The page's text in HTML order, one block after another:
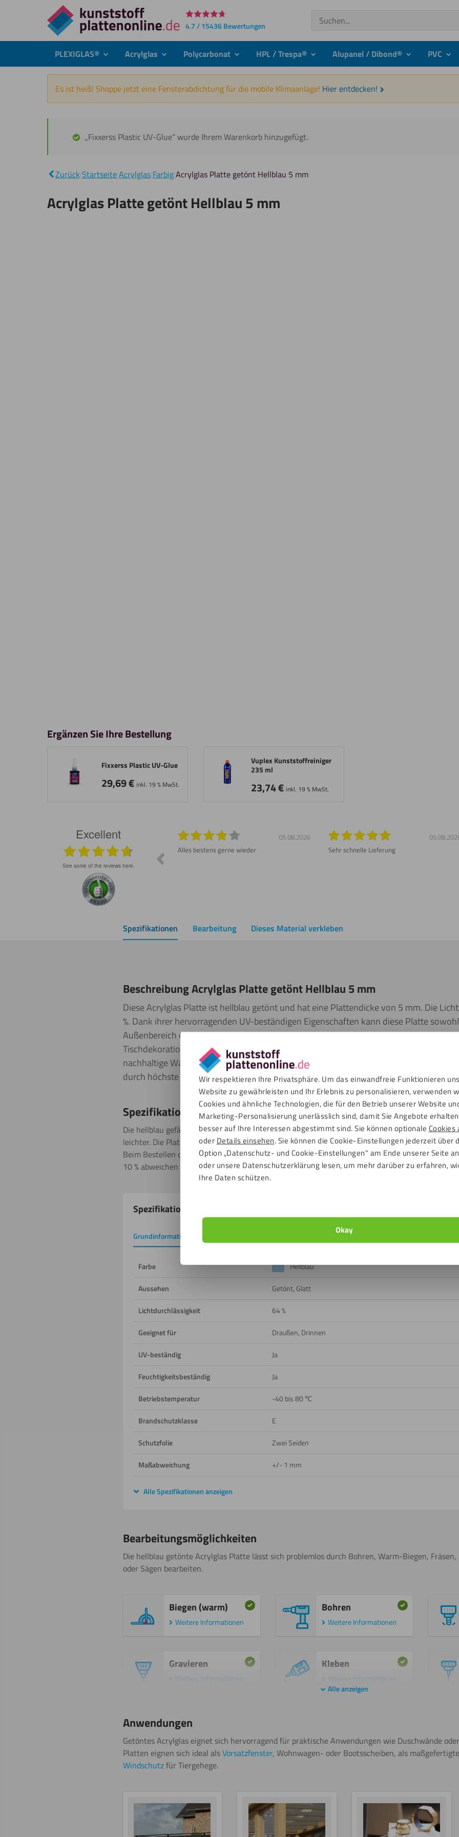
Wir respektieren Ihre Privatsphäre. Um das einwandfreie Funktionieren
Website zu gewährleisten und Ihr Erlebnis zu personalisieren, verwenden
Cookies und ähnliche Technologien, die für den Betrieb unserer Website
Marketing-Personalisierung unerlässlich sind, damit Sie Angebote
besser auf Ihre Interessen abgestimmt sind. Sie können optionaleCookies
oderDetails einsehen. Sie können die Cookie-Einstellungen jederzeit über
Option „Datenschutz- und Cookie-Einstellungen" am Ende unserer Seite
oder unsere Datenschutzerklärung lesen, um mehr darüber zu erfahren,
Ihre Daten schützen.
Okay
Direkt
zum
4.7 / 15436 Bewertungen
Suchen
PLEXIGLAS® submenuAcrylglas submenuPolycarbonat submenuHPL / Trespa® submenuAlupanel / Dibond® submenuPVC
Es ist heiß! Shoppe jetzt eine Fensterabdichtung für die mobile Klimaanlage! Hier entdecken!
„Fixxerss Plastic UV-Glue“ wurde Ihrem Warenkorb hinzugefügt.
Zurück StartseiteAcrylglas FarbigAcrylglas Platte getönt Hellblau 5 mm
Acrylglas Platte getönt Hellblau 5 mm
Ergänzen Sie Ihre Bestellung
Fixxerss Plastic UV-Glue
29,69€ inkl. 19 % MwSt.
Vuplex Kunststoffreiniger
235 ml
23,74€ inkl. 19 % MwSt.
Excellent
see some of the reviews here.
Großes Lob. Tolle Auswahl und eine schnelle
Lieferung. Sehr zu empfehlen!
05.08.2026
Alles bestens gerne wieder
Sehr schnelle Lieferung
Spezifikationen Bearbeitung Dieses Material verkleben
Beschreibung Acrylglas Platte getönt Hellblau 5 mm
Diese Acrylglas Platte ist hellblau getönt und hat eine Plattendicke von 5 mm. Die
%. Dank ihrer hervorragenden UV-beständigen Eigenschaften kann diese Platte
Außenbereich eingesetzt werden. Die grün getönte Acrylglas Platte eignet sich
Tischdekorationen, eine Lampe oder eine Tablet-Halterung. Zudem ist diese Platte
nachhaltige Wahl, da das Material zu 100 % aus recyceltem Acrylglas besteht. Diese
durch höchste Qualität aus und besitzt die gleichen Eigenschaften wie reguläres
Spezifikationen
Die hellblau gefärbten Acrylglas Platten sind nicht nur 30-mal so stark wie herkömmliches
leichter. Die Platten werden mit einer Schutzfolie auf beiden Seiten geliefert und auf das
Beim Bestellen der Platten sollte eine Dickentoleranz von +/- 10 % beachtet werden. Das
10 % abweichen kann.
Spezifikationen
Grundinformation
Farbe Hellblau
Aussehen Getönt, Glatt
Lichtdurchlässigkeit 64 %
Geeignet für Draußen, Drinnen
UV-beständig Ja
Feuchtigkeitsbeständig Ja
Betriebstemperatur -40 bis 80 ℃
Brandschutzklasse E
Schutzfolie Zwei Seiden
Maßabweichung +/- 1 mm
Alle Spezifikationen anzeigen
Bearbeitungsmöglichkeiten
Die hellblau getönte Acrylglas Platte lässt sich problemlos durch Bohren, Warm-Biegen,
oder Sägen bearbeiten.
Biegen (warm)
Weitere Informationen
Bohren
Weitere Informationen
Gravieren
Weitere Informationen
Kleben
Weitere Informationen
Malen
(Stichsäge)
Weitere Informationen
Alle anzeigen
Anwendungen
Getöntes Acrylglas eignet sich hervorragend für praktische Anwendungen wie Duschwände
Platten eignen sich ideal alsVorsatzfenster, Wohnwagen- oder Bootsscheiben, als
Windschutzfür Tiergehege.